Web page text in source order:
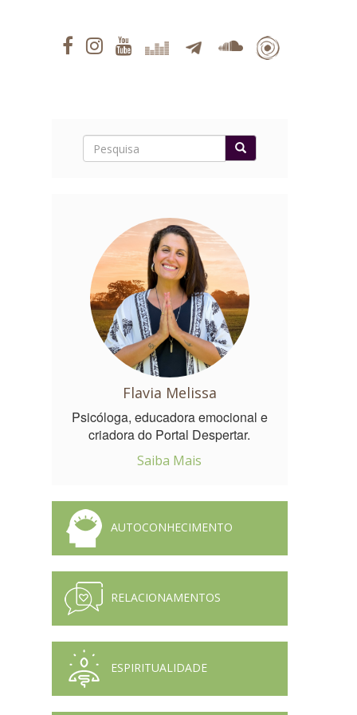
Flavia Melissa
Psicóloga, educadora emocional e
criadora do Portal Despertar.
Saiba Mais
AUTOCONHECIMENTO
RELACIONAMENTOS
ESPIRITUALIDADE